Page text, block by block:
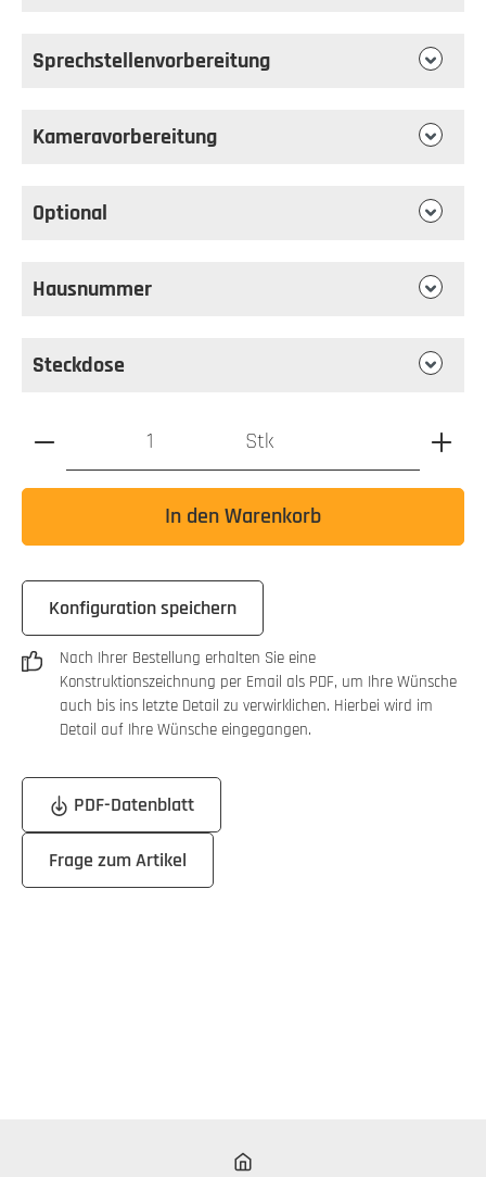
Sprechstellenvorbereitung
Kameravorbereitung
Optional
Hausnummer
Steckdose
Produkt Anzahl: Gib den gewünschten Wert ein oder
Stk
In den Warenkorb
Konfiguration speichern
Nach Ihrer Bestellung erhalten Sie eine
Konstruktionszeichnung per Email als PDF, um Ihre Wünsche
auch bis ins letzte Detail zu verwirklichen. Hierbei wird im
Detail auf Ihre Wünsche eingegangen.
PDF-Datenblatt
Frage zum Artikel